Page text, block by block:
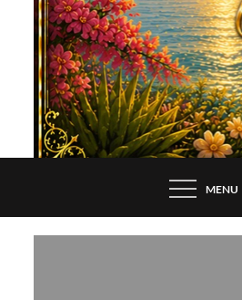
MENU